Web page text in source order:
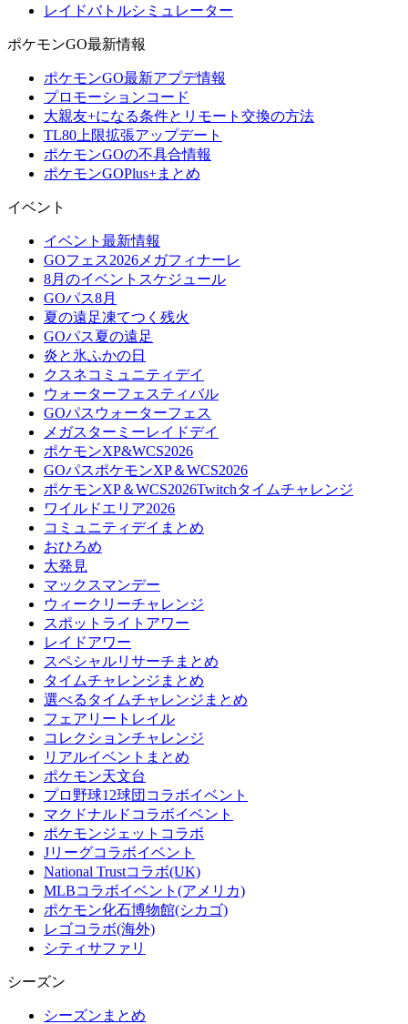
レイドバトルシミュレーター
ポケモンGO最新情報
ポケモンGO最新アプデ情報
プロモーションコード
大親友+になる条件とリモート交換の方法
TL80上限拡張アップデート
ポケモンGOの不具合情報
ポケモンGOPlus+まとめ
イベント
イベント最新情報
GOフェス2026メガフィナーレ
8月のイベントスケジュール
GOパス8月
夏の遠足凍てつく残火
GOパス夏の遠足
炎と氷ふかの日
クスネコミュニティデイ
ウォーターフェスティバル
GOパスウォーターフェス
メガスターミーレイドデイ
ポケモンXP&WCS2026
GOパスポケモンXP＆WCS2026
ポケモンXP＆WCS2026Twitchタイムチャレンジ
ワイルドエリア2026
コミュニティデイまとめ
おひろめ
大発見
マックスマンデー
ウィークリーチャレンジ
スポットライトアワー
レイドアワー
スペシャルリサーチまとめ
タイムチャレンジまとめ
選べるタイムチャレンジまとめ
フェアリートレイル
コレクションチャレンジ
リアルイベントまとめ
ポケモン天文台
プロ野球12球団コラボイベント
マクドナルドコラボイベント
ポケモンジェットコラボ
Jリーグコラボイベント
National Trustコラボ(UK)
MLBコラボイベント(アメリカ)
ポケモン化石博物館(シカゴ)
レゴコラボ(海外)
シティサファリ
シーズン
シーズンまとめ